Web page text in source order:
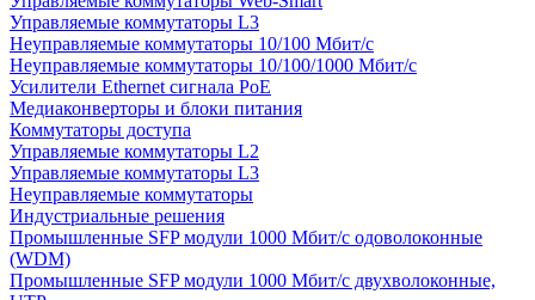
Управляемые коммутаторы L3
Неуправляемые коммутаторы 10/100 Мбит/с
Неуправляемые коммутаторы 10/100/1000 Мбит/с
Усилители Ethernet сигнала PoE
Медиаконверторы и блоки питания
Коммутаторы доступа
Управляемые коммутаторы L2
Управляемые коммутаторы L3
Неуправляемые коммутаторы
Индустриальные решения
Промышленные SFP модули 1000 Мбит/c одоволоконные
(WDM)
Промышленные SFP модули 1000 Мбит/c двухволоконные,